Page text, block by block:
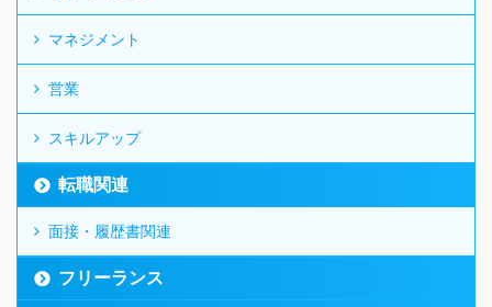
マネジメント
営業
スキルアップ
転職関連
面接・履歴書関連
フリーランス